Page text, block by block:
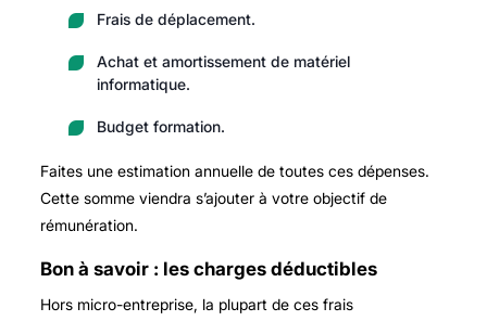
Frais de déplacement.
Achat et amortissement de matériel
informatique.
Budget formation.
Faites une estimation annuelle de toutes ces dépenses.
Cette somme viendra s’ajouter à votre objectif de
rémunération.
Bon à savoir : les charges déductibles
Hors micro-entreprise, la plupart de ces frais